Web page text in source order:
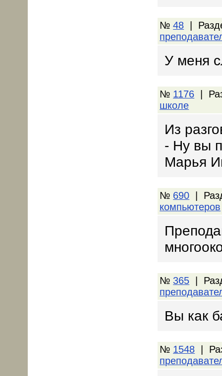
№48 |
У меня
№ 1176 |
школе
Из
- Ну вы
Марья
№ 690 |
компьютеров
№ 365 |
Вы как
№ 1548 |